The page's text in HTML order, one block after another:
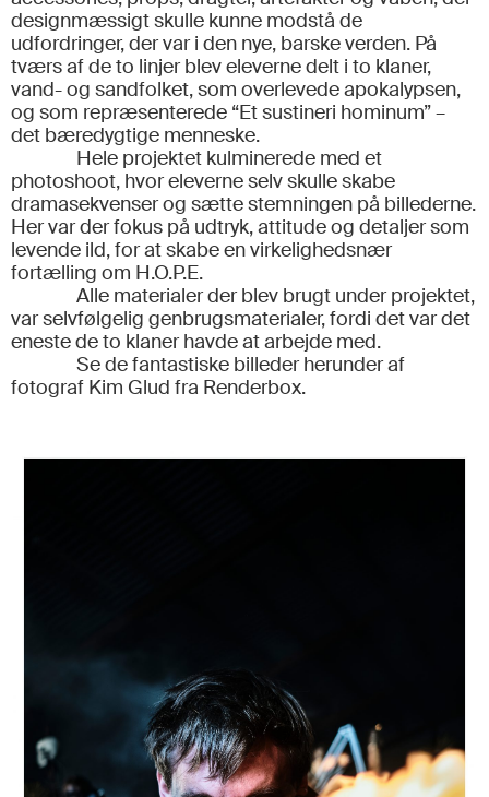
designmæssigt skulle kunne modstå de
udfordringer, der var i den nye, barske verden. På
tværs af de to linjer blev eleverne delt i to klaner,
vand- og sandfolket, som overlevede apokalypsen,
og som repræsenterede “Et sustineri hominum” –
det bæredygtige menneske.
Hele projektet kulminerede med et
photoshoot, hvor eleverne selv skulle skabe
dramasekvenser og sætte stemningen på billederne.
Her var der fokus på udtryk, attitude og detaljer som
levende ild, for at skabe en virkelighedsnær
fortælling om H.O.P.E.
Alle materialer der blev brugt under projektet,
var selvfølgelig genbrugsmaterialer, fordi det var det
eneste de to klaner havde at arbejde med.
Se de fantastiske billeder herunder af
fotograf Kim Glud fra Renderbox.